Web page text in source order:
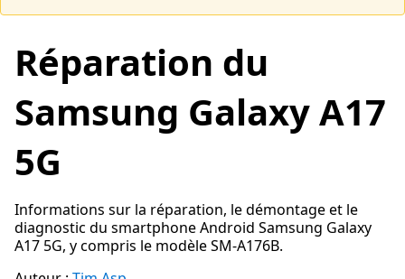
Réparation du
Samsung Galaxy A17
5G
Informations sur la réparation, le démontage et le
diagnostic du smartphone Android Samsung Galaxy
A17 5G, y compris le modèle SM-A176B.